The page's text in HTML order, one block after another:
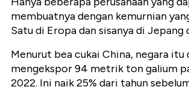
membuatnya dengan kemurnian
Satu di Eropa dan sisanya di Jepang
Menurut bea cukai China, negara itu
mengekspor 94 metrik ton galium
2022. Ini naik 25% dari tahun